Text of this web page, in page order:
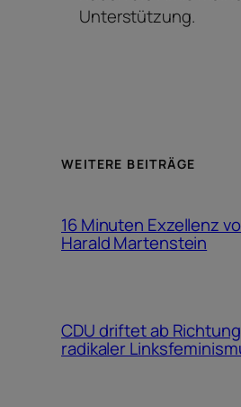
Unterstützung.
WEITERE BEITRÄGE
16 Minuten Exzellenz
Harald Martenstein
CDU driftet ab Richtung
radikaler